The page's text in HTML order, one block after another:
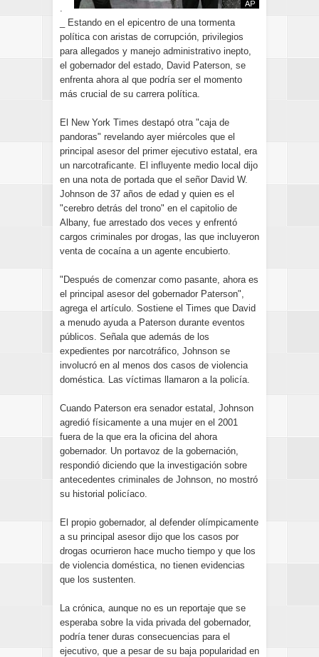
.
_ Estando en el epicentro de una tormenta
política con aristas de corrupción, privilegios
para allegados y manejo administrativo inepto,
el gobernador del estado, David Paterson, se
enfrenta ahora al que podría ser el momento
más crucial de su carrera política.
El New York Times destapó otra "caja de
pandoras" revelando ayer miércoles que el
principal asesor del primer ejecutivo estatal, era
un narcotraficante. El influyente medio local dijo
en una nota de portada que el señor David W.
Johnson de 37 años de edad y quien es el
"cerebro detrás del trono" en el capitolio de
Albany, fue arrestado dos veces y enfrentó
cargos criminales por drogas, las que incluyeron
venta de cocaína a un agente encubierto.
"Después de comenzar como pasante, ahora es
el principal asesor del gobernador Paterson",
agrega el artículo. Sostiene el Times que David
a menudo ayuda a Paterson durante eventos
públicos. Señala que además de los
expedientes por narcotráfico, Johnson se
involucró en al menos dos casos de violencia
doméstica. Las víctimas llamaron a la policía.
Cuando Paterson era senador estatal, Johnson
agredió físicamente a una mujer en el 2001
fuera de la que era la oficina del ahora
gobernador. Un portavoz de la gobernación,
respondió diciendo que la investigación sobre
antecedentes criminales de Johnson, no mostró
su historial policíaco.
El propio gobernador, al defender olímpicamente
a su principal asesor dijo que los casos por
drogas ocurrieron hace mucho tiempo y que los
de violencia doméstica, no tienen evidencias
que los sustenten.
La crónica, aunque no es un reportaje que se
esperaba sobre la vida privada del gobernador,
podría tener duras consecuencias para el
ejecutivo, que a pesar de su baja popularidad en